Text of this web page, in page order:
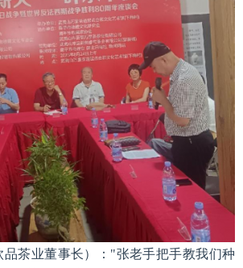
品茶业董事长）："张老手把手教我们种